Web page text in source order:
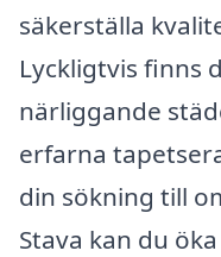
säkerställa
Lyckligtvis finns
närliggande
erfarna
din sökning till
Stava kan du